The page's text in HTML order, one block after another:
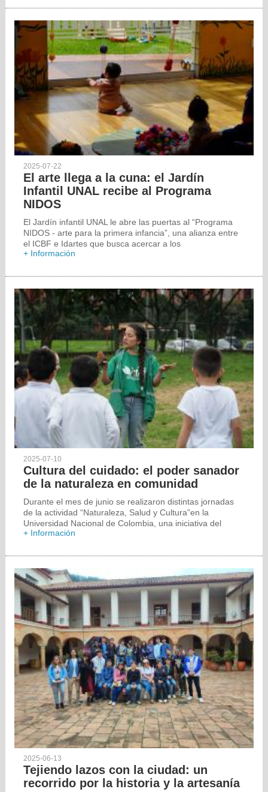
2025-07-22
El arte llega a la cuna: el Jardín
Infantil UNAL recibe al Programa
NIDOS
El Jardín infantil UNAL le abre las puertas al “Programa
NIDOS - arte para la primera infancia”, una alianza entre
el ICBF e Idartes que busca acercar a los
+ Información
2025-07-10
Cultura del cuidado: el poder sanador
de la naturaleza en comunidad
Durante el mes de junio se realizaron distintas jornadas
de la actividad “Naturaleza, Salud y Cultura”en la
Universidad Nacional de Colombia, una iniciativa del
+ Información
2025-06-13
Tejiendo lazos con la ciudad: un
recorrido por la historia y la artesanía